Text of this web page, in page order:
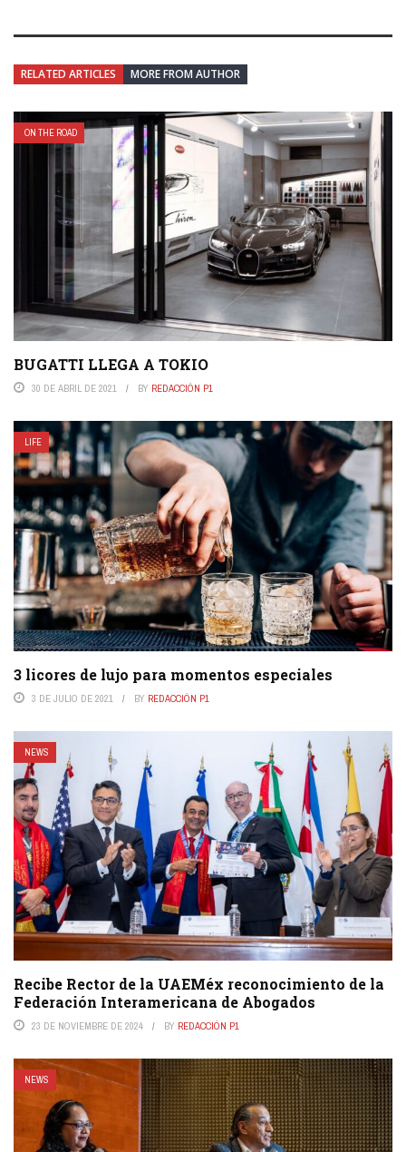
RELATED ARTICLES MORE FROM AUTHOR
ON THE ROAD
BUGATTI LLEGA A TOKIO
30 DE ABRIL DE 2021 BY REDACCIÓN P1
LIFE
3 licores de lujo para momentos especiales
3 DE JULIO DE 2021 BY REDACCIÓN P1
NEWS
Recibe Rector de la UAEMéx reconocimiento de la
Federación Interamericana de Abogados
23 DE NOVIEMBRE DE 2024 BY REDACCIÓN P1
NEWS